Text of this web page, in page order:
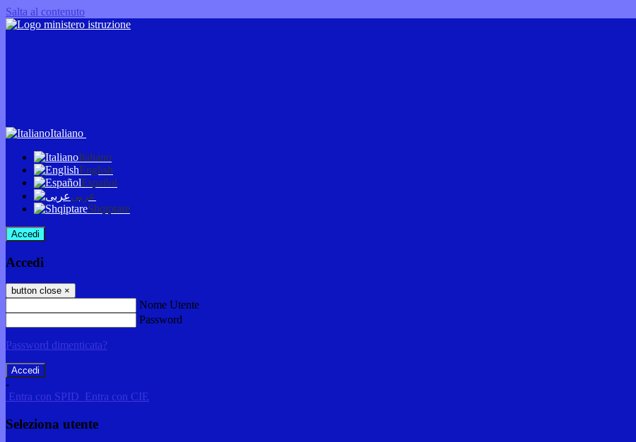
Salta al contenuto
Italiano
Italiano
English
Español
عربى
Shqiptare
Accedi
Accedi
button close ×
Nome Utente
Password
Password dimenticata?
-
Entra con SPID Entra con CIE
Seleziona utente